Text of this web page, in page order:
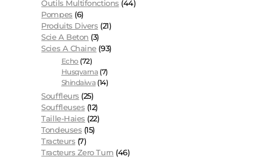
Outils Multifonctions (44)
Pompes (6)
Produits Divers (21)
Scie A Beton (3)
Scies A Chaine (93)
Echo (72)
Husqvarna (7)
Shindaiwa (14)
Souffleurs (25)
Souffleuses (12)
Taille-Haies (22)
Tondeuses (15)
Tracteurs (7)
Tracteurs Zero Turn (46)